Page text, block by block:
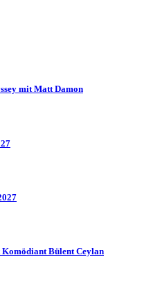
mit Matt Damon
Bülent Ceylan